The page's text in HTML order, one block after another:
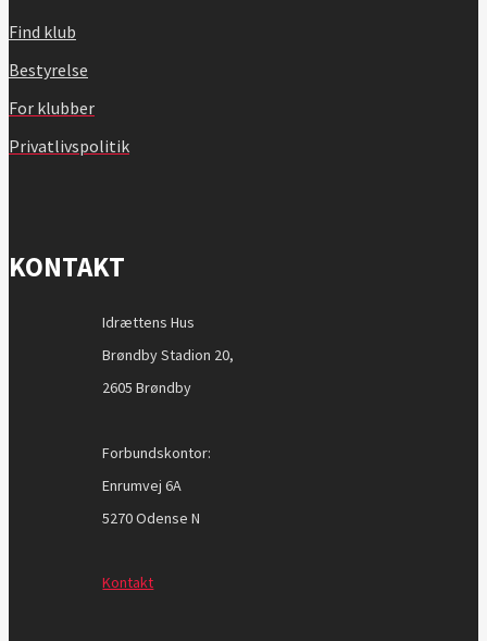
Find klub
Bestyrelse
For klubber
Privatlivspolitik
KONTAKT
Idrættens Hus
Brøndby Stadion 20,
2605 Brøndby
Forbundskontor:
Enrumvej 6A
5270 Odense N
Kontakt